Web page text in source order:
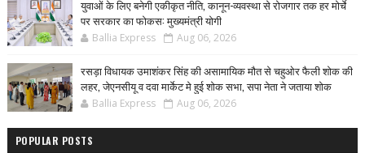
युवाओं के लिए बनेगी एकीकृत नीति, कानून-व्यवस्था से रोजगार तक हर मोर्चे
पर सरकार का फोकस: मुख्यमंत्री योगी
Ballia Express Aug 06, 2026
रसड़ा विधायक उमाशंकर सिंह की असामायिक मौत से चहुओर फैली शोक की
लहर, जेएनसीयू व दवा मार्केट मे हुई शोक सभा, सपा नेता ने जताया शोक
Ballia Express Aug 06, 2026
POPULAR POSTS